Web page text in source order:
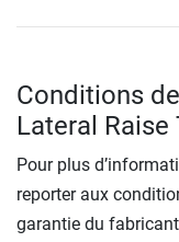
Conditions
Lateral Raise
Pour plus
reporter aux
garantie du